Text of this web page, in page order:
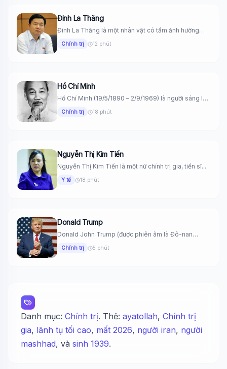
Đinh La Thăng
Đinh La Thăng là một nhân vật có tầm ảnh hưởng
Chính trị 12 phút
Hồ Chí Minh
Hồ Chí Minh (19/5/1890 – 2/9/1969) là người sáng lập
Chính trị 18 phút
Nguyễn Thị Kim Tiến
Nguyễn Thị Kim Tiến là một nữ chính trị gia, tiến sĩ...
Y tế 18 phút
Donald Trump
Donald John Trump (được phiên âm là Đô-nan
Chính trị 5 phút
Danh mục: Chính trị. Thẻ: ayatollah, Chính trị
gia, lãnh tụ tối cao, mất 2026, người iran, người
mashhad, và sinh 1939.